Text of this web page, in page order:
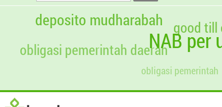
NAB per
deposito mudharabah
obligasi pemerintah
obligasi pemerintah daerah
good till